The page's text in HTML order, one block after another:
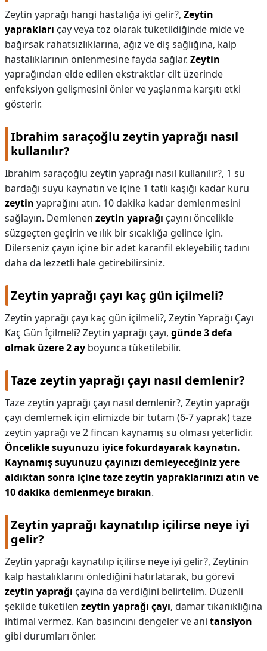
Zeytin yaprağı hangi hastalığa iyi gelir?, Zeytin
yaprakları çay veya toz olarak tüketildiğinde mide ve
bağırsak rahatsızlıklarına, ağız ve diş sağlığına, kalp
hastalıklarının önlenmesine fayda sağlar. Zeytin
yaprağından elde edilen ekstraktlar cilt üzerinde
enfeksiyon gelişmesini önler ve yaşlanma karşıtı etki
gösterir.
Ibrahim saraçoğlu zeytin yaprağı nasıl
kullanılır?
Ibrahim saraçoğlu zeytin yaprağı nasıl kullanılır?, 1 su
bardağı suyu kaynatın ve içine 1 tatlı kaşığı kadar kuru
zeytin yaprağını atın. 10 dakika kadar demlenmesini
sağlayın. Demlenen zeytin yaprağı çayını öncelikle
süzgeçten geçirin ve ılık bir sıcaklığa gelince için.
Dilerseniz çayın içine bir adet karanfil ekleyebilir, tadını
daha da lezzetli hale getirebilirsiniz.
Zeytin yaprağı çayı kaç gün içilmeli?
Zeytin yaprağı çayı kaç gün içilmeli?, Zeytin Yaprağı Çayı
Kaç Gün İçilmeli? Zeytin yaprağı çayı, günde 3 defa
olmak üzere 2 ay boyunca tüketilebilir.
Taze zeytin yaprağı çayı nasıl demlenir?
Taze zeytin yaprağı çayı nasıl demlenir?, Zeytin yaprağı
çayı demlemek için elimizde bir tutam (6-7 yaprak) taze
zeytin yaprağı ve 2 fincan kaynamış su olması yeterlidir.
Öncelikle suyunuzu iyice fokurdayarak kaynatın.
Kaynamış suyunuzu çayınızı demleyeceğiniz yere
aldıktan sonra içine taze zeytin yapraklarınızı atın ve
10 dakika demlenmeye bırakın.
Zeytin yaprağı kaynatılıp içilirse neye iyi
gelir?
Zeytin yaprağı kaynatılıp içilirse neye iyi gelir?, Zeytinin
kalp hastalıklarını önlediğini hatırlatarak, bu görevi
zeytin yaprağı çayına da verdiğini belirtelim. Düzenli
şekilde tüketilen zeytin yaprağı çayı, damar tıkanıklığına
ihtimal vermez. Kan basıncını dengeler ve ani tansiyon
gibi durumları önler.